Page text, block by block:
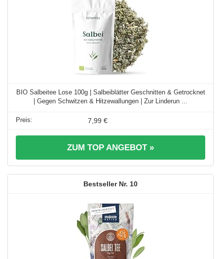
BIO Salbeitee Lose 100g | Salbeiblätter Geschnitten & Getrocknet
| Gegen Schwitzen & Hitzewallungen | Zur Linderun ...
7,99 €
ZUM TOP ANGEBOT »
10